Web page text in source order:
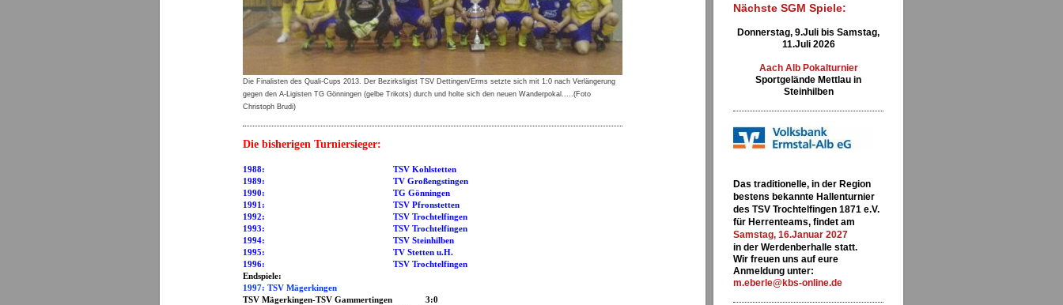
Die Finalisten des Quali-Cups 2013. Der Bezirksligist TSV Dettingen/Erms setzte sich mit 1:0 nach Verlängerung
gegen den A-Ligisten TG Gönningen (gelbe Trikots) durch und holte sich den neuen Wanderpokal.....(Foto
Christoph Brudi)
Die bisherigen Turniersieger:
1988: TSV Kohlstetten
1989: TV Großengstingen
1990: TG Gönningen
1991: TSV Pfronstetten
1992: TSV Trochtelfingen
1993: TSV Trochtelfingen
1994: TSV Steinhilben
1995: TV Stetten u.H.
1996: TSV Trochtelfingen
Endspiele:
1997: TSV Mägerkingen
TSV Mägerkingen-TSV Gammertingen 3:0
Nächste SGM Spiele:
Donnerstag, 9.Juli bis Samstag,
11.Juli 2026
Aach Alb Pokalturnier
Sportgelände Mettlau in
Steinhilben
Das traditionelle, in der Region
bestens bekannte Hallenturnier
des TSV Trochtelfingen 1871 e.V.
für Herrenteams, findet am
Samstag, 16.Januar 2027
in der Werdenberhalle statt.
Wir freuen uns auf eure
Anmeldung unter:
m.eberle@kbs-online.de